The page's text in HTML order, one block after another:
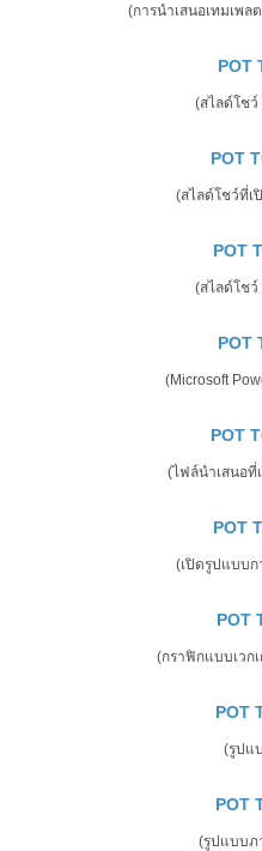
(การนำเสนอเทมเพล
POT
(สไลด์โชว์
POT
(สไลด์โชว์ที่เ
POT
(สไลด์โชว์
POT
(Microsoft
POT
(ไฟล์นำเสนอที่
POT
(เปิดรูปแบบก
POT
(กราฟิกแบบเวก
POT
(รูปแ
POT
(รูปแบบ